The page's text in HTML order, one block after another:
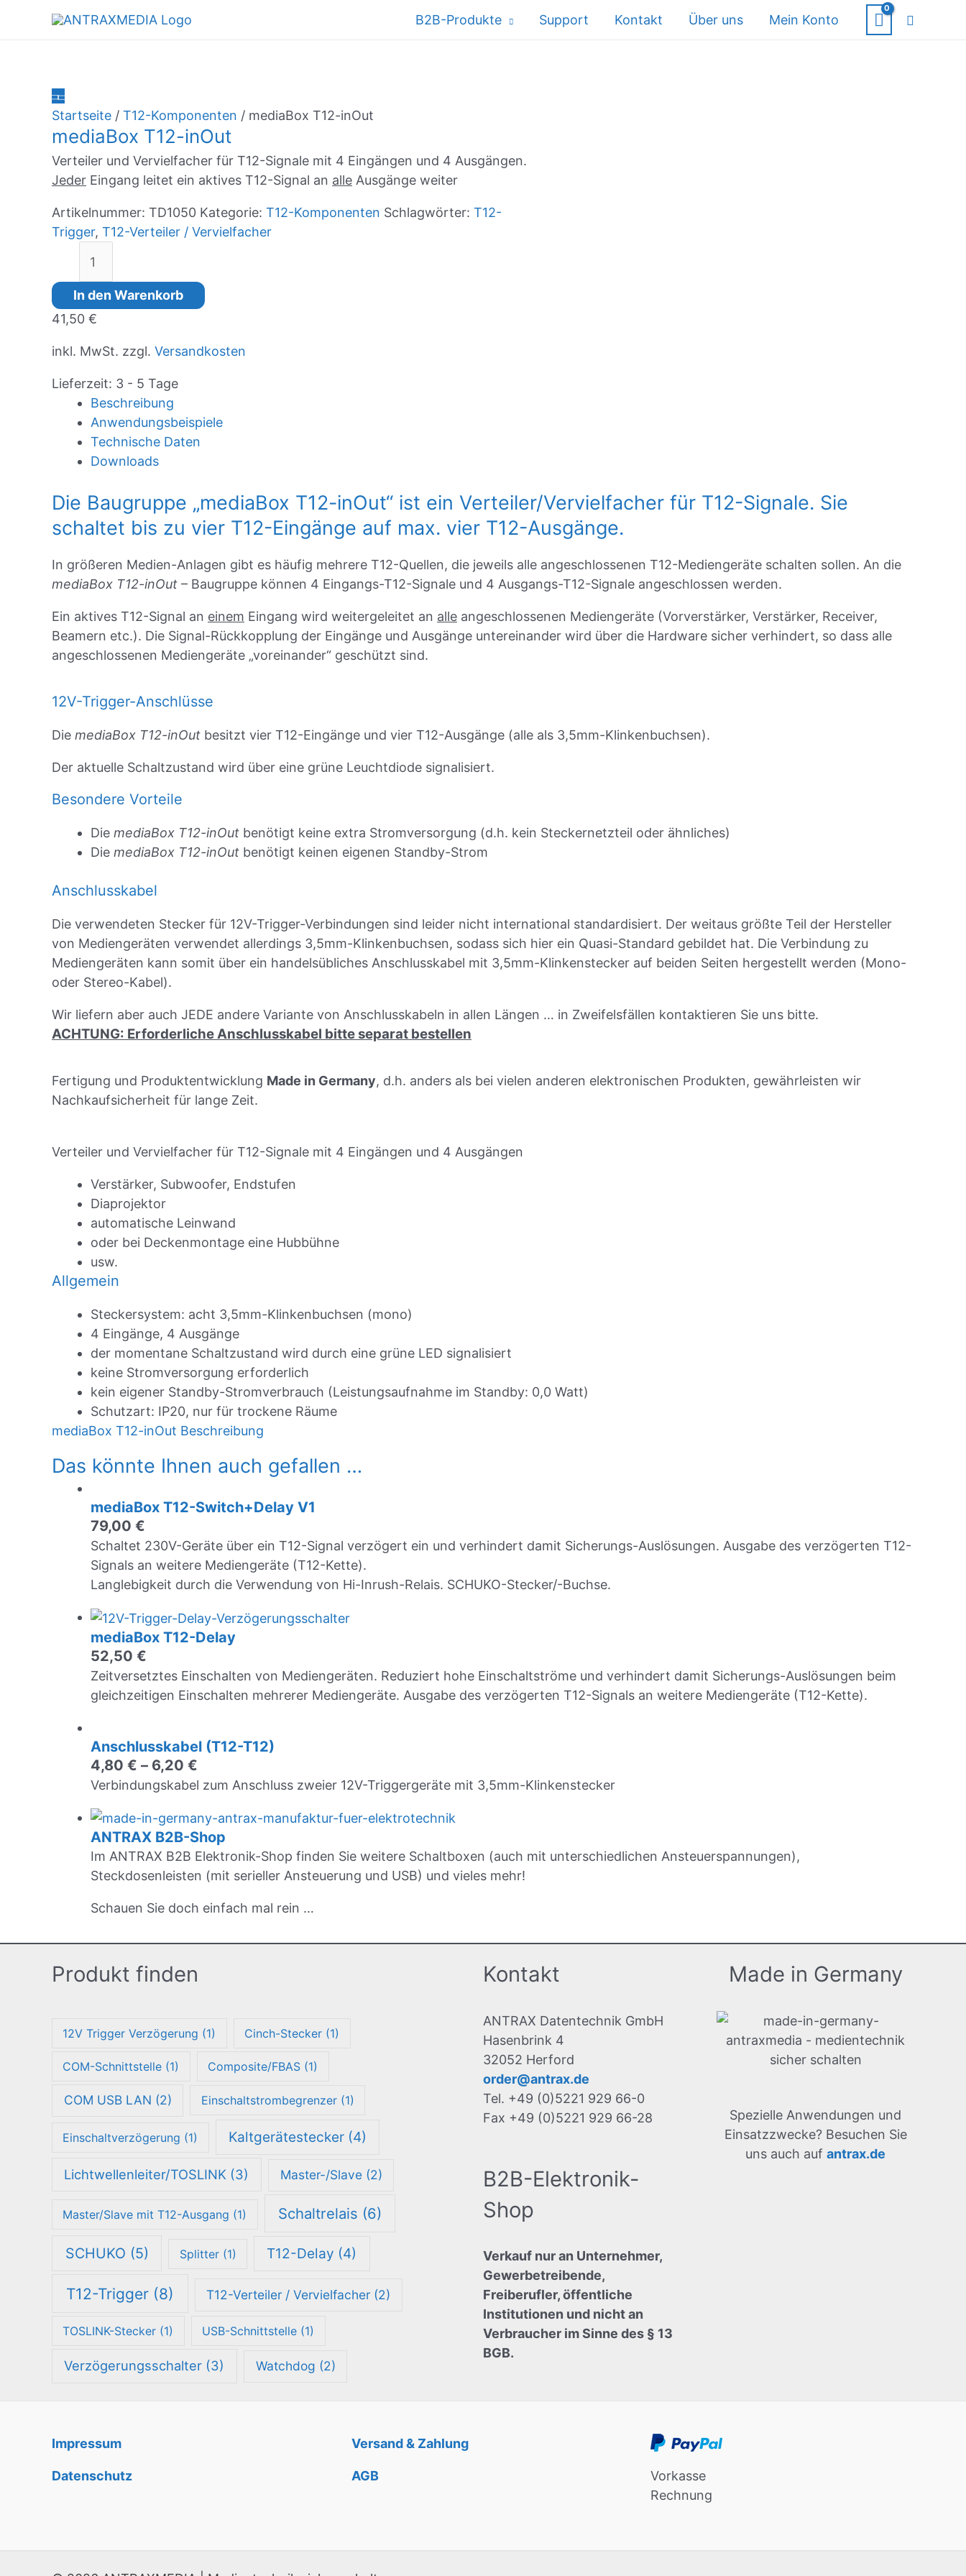
B2B-Produkte Support Kontakt Über uns Mein Konto Suche
Startseite / T12-Komponenten / mediaBox T12-inOut
mediaBox T12-inOut
Verteiler und Vervielfacher für T12-Signale mit 4 Eingängen und 4 Ausgängen.
Jeder Eingang leitet ein aktives T12-Signal an alle Ausgänge weiter
Artikelnummer: TD1050 Kategorie: T12-Komponenten Schlagwörter: T12-
Trigger, T12-Verteiler / Vervielfacher
inOut
Menge
In den Warenkorb
41,50 €
inkl. MwSt. zzgl. Versandkosten
Lieferzeit: 3 - 5 Tage
Beschreibung
Anwendungsbeispiele
Technische Daten
Downloads
Die Baugruppe „mediaBox T12-inOut“ ist ein Verteiler/Vervielfacher für T12-Signale. Sie
schaltet bis zu vier T12-Eingänge auf max. vier T12-Ausgänge.
In größeren Medien-Anlagen gibt es häufig mehrere T12-Quellen, die jeweils alle angeschlossenen T12-Mediengeräte schalten sollen. An die
mediaBox T12-inOut – Baugruppe können 4 Eingangs-T12-Signale und 4 Ausgangs-T12-Signale angeschlossen werden.
Ein aktives T12-Signal an einem Eingang wird weitergeleitet an alle angeschlossenen Mediengeräte (Vorverstärker, Verstärker, Receiver,
Beamern etc.). Die Signal-Rückkopplung der Eingänge und Ausgänge untereinander wird über die Hardware sicher verhindert, so dass alle
angeschlossenen Mediengeräte „voreinander“ geschützt sind.
12V-Trigger-Anschlüsse
Die mediaBox T12-inOut besitzt vier T12-Eingänge und vier T12-Ausgänge (alle als 3,5mm-Klinkenbuchsen).
Der aktuelle Schaltzustand wird über eine grüne Leuchtdiode signalisiert.
Besondere Vorteile
Die mediaBox T12-inOut benötigt keine extra Stromversorgung (d.h. kein Steckernetzteil oder ähnliches)
Die mediaBox T12-inOut benötigt keinen eigenen Standby-Strom
Anschlusskabel
Die verwendeten Stecker für 12V-Trigger-Verbindungen sind leider nicht international standardisiert. Der weitaus größte Teil der Hersteller
von Mediengeräten verwendet allerdings 3,5mm-Klinkenbuchsen, sodass sich hier ein Quasi-Standard gebildet hat. Die Verbindung zu
Mediengeräten kann somit über ein handelsübliches Anschlusskabel mit 3,5mm-Klinkenstecker auf beiden Seiten hergestellt werden (Mono-
oder Stereo-Kabel).
Wir liefern aber auch JEDE andere Variante von Anschlusskabeln in allen Längen … in Zweifelsfällen kontaktieren Sie uns bitte.
ACHTUNG: Erforderliche Anschlusskabel bitte separat bestellen
Fertigung und Produktentwicklung Made in Germany, d.h. anders als bei vielen anderen elektronischen Produkten, gewährleisten wir
Nachkaufsicherheit für lange Zeit.
Verteiler und Vervielfacher für T12-Signale mit 4 Eingängen und 4 Ausgängen
Verstärker, Subwoofer, Endstufen
Diaprojektor
automatische Leinwand
oder bei Deckenmontage eine Hubbühne
usw.
Allgemein
Steckersystem: acht 3,5mm-Klinkenbuchsen (mono)
4 Eingänge, 4 Ausgänge
der momentane Schaltzustand wird durch eine grüne LED signalisiert
keine Stromversorgung erforderlich
kein eigener Standby-Stromverbrauch (Leistungsaufnahme im Standby: 0,0 Watt)
Schutzart: IP20, nur für trockene Räume
mediaBox T12-inOut Beschreibung
Das könnte Ihnen auch gefallen …
mediaBox T12-Switch+Delay V1
79,00 €
Schaltet 230V-Geräte über ein T12-Signal verzögert ein und verhindert damit Sicherungs-Auslösungen. Ausgabe des verzögerten T12-
Signals an weitere Mediengeräte (T12-Kette).
Langlebigkeit durch die Verwendung von Hi-Inrush-Relais. SCHUKO-Stecker/-Buchse.
mediaBox T12-Delay
52,50 €
Zeitversetztes Einschalten von Mediengeräten. Reduziert hohe Einschaltströme und verhindert damit Sicherungs-Auslösungen beim
gleichzeitigen Einschalten mehrerer Mediengeräte. Ausgabe des verzögerten T12-Signals an weitere Mediengeräte (T12-Kette).
Anschlusskabel (T12-T12)
4,80 € – 6,20 €
Verbindungskabel zum Anschluss zweier 12V-Triggergeräte mit 3,5mm-Klinkenstecker
ANTRAX B2B-Shop
Im ANTRAX B2B Elektronik-Shop finden Sie weitere Schaltboxen (auch mit unterschiedlichen Ansteuerspannungen),
Steckdosenleisten (mit serieller Ansteuerung und USB) und vieles mehr!
Schauen Sie doch einfach mal rein …
Produkt finden
12V Trigger Verzögerung (1) Cinch-Stecker (1)
COM-Schnittstelle (1) Composite/FBAS (1)
COM USB LAN (2) Einschaltstrombegrenzer(1)
Einschaltverzögerung (1) Kaltgerätestecker(4)
Lichtwellenleiter/TOSLINK (3) Master-/Slave(2)
Master/Slave mit T12-Ausgang (1) Schaltrelais (6)
SCHUKO (5) Splitter(1) T12-Delay (4)
T12-Trigger(8) T12-Verteiler / Vervielfacher (2)
TOSLINK-Stecker (1) USB-Schnittstelle (1)
Verzögerungsschalter (3) Watchdog (2)
Kontakt
ANTRAX Datentechnik GmbH
Hasenbrink 4
32052 Herford
order@antrax.de
Tel. +49 (0)5221 929 66-0
Fax +49 (0)5221 929 66-28
B2B-Elektronik-
Shop
Verkauf nur an Unternehmer,
Gewerbetreibende,
Freiberufler, öffentliche
Institutionen und nicht an
Verbraucher im Sinne des § 13
BGB.
Made in Germany
Spezielle Anwendungen und
Einsatzzwecke? Besuchen Sie
uns auch auf antrax.de
Impressum
Datenschutz
Versand & Zahlung
AGB
Vorkasse
Rechnung